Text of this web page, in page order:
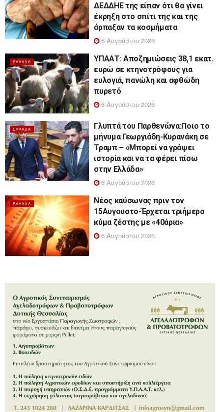
ΔΕΔΔΗΕ της είπαν ότι θα γίνει
έκρηξη στο σπίτι της και της
άρπαξαν τα κοσμήματα
6 Αυγούστου 2026
ΕΛΛΆΔΑ
ΥΠΑΑΤ: Αποζημιώσεις 38,1 εκατ.
ευρώ σε κτηνοτρόφους για
ευλογιά, πανώλη και αφθώδη
πυρετό
6 Αυγούστου 2026
ΕΛΛΆΔΑ
Γλυπτά του Παρθενώνα:Ποιο το
μήνυμα Γεωργιάδη-Κυρανάκη σε
Τραμπ – «Μπορεί να γράψει
ιστορία και να τα φέρει πίσω
στην Ελλάδα»
6 Αυγούστου 2026
ΕΛΛΆΔΑ
Νέος καύσωνας πριν τον
15Αυγουστο-Έρχεται τριήμερο
κύμα ζέστης με «40άρια»
6 Αυγούστου 2026